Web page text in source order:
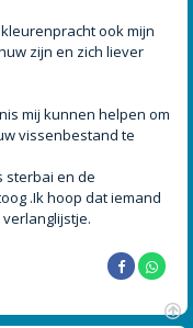
ook mijn
zijn en zich liever
mij kunnen helpen om
vissenbestand te
sterbai en de
.Ik hoop dat iemand